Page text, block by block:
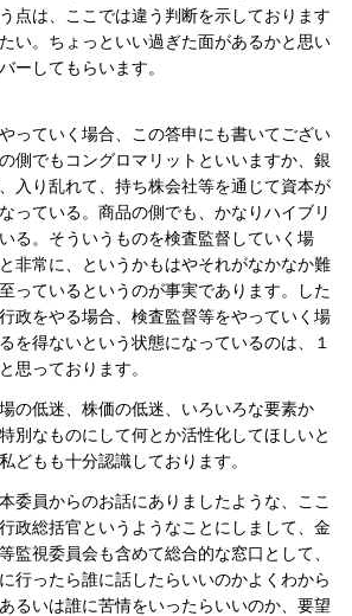
点は、ここでは違う判断を示しております
い。ちょっといい過ぎた面があるかと思い
ーしてもらいます。
っていく場合、この答申にも書いてござい
側でもコングロマリットといいますか、銀
入り乱れて、持ち株会社等を通じて資本が
っている。商品の側でも、かなりハイブリ
る。そういうものを検査監督していく場
非常に、というかもはやそれがなかなか難
っているというのが事実であります。した
政をやる場合、検査監督等をやっていく場
を得ないという状態になっているのは、１
思っております。
の低迷、株価の低迷、いろいろな要素か
別なものにして何とか活性化してほしいと
どもも十分認識しております。
委員からのお話にありましたような、ここ
政総括官というようなことにしまして、金
監視委員会も含めて総合的な窓口として、
行ったら誰に話したらいいのかよくわから
るいは誰に苦情をいったらいいのか、要望